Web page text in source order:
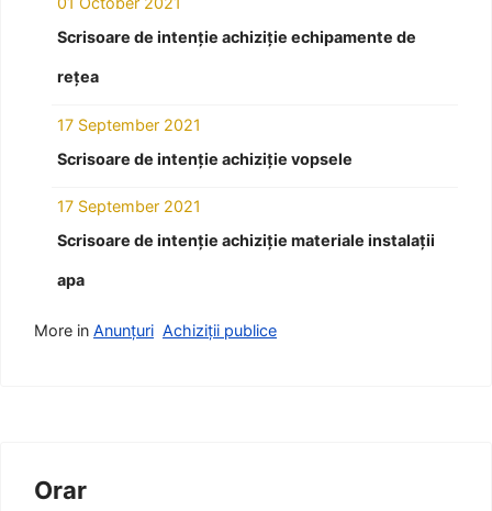
Scrisoare de intenție achiziție echipamente de
rețea
17 September 2021
Scrisoare de intenție achiziție vopsele
17 September 2021
Scrisoare de intenție achiziție materiale instalații
apa
More in Anunțuri Achiziții publice
Orar